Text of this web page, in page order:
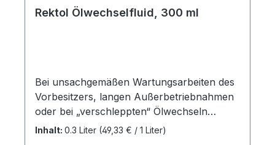
Rektol Ölwechselfluid, 300 ml
Bei unsachgemäßen Wartungsarbeiten des
Vorbesitzers, langen Außerbetriebnahmen
oder bei „verschleppten“ Ölwechseln
können sich Ablagerungen im Motor
Inhalt: 0.3 Liter (49,33 € / 1 Liter)